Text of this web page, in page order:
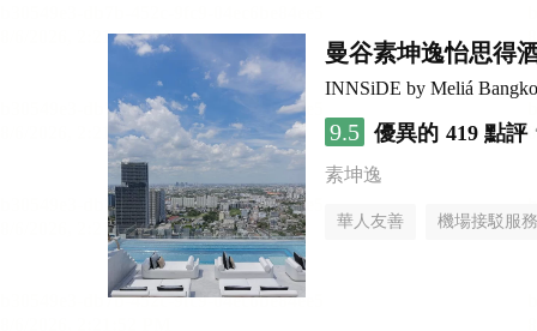
曼谷素坤逸怡思得
INNSiDE by Meliá
9.5 優異的 419 點評
素坤逸
華人友善 機場接駁服務